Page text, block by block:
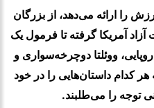
را ارائه می‌دهد، از بزرگان
آمریکا گرفته تا فرمول یک
ووئلتا دوچرخه‌سواری و
کدام داستان‌هایی را در خود
توجه را می‌طلبند.